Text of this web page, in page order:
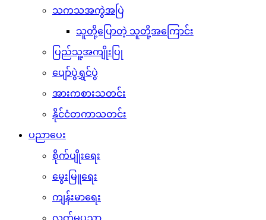
သကသအကွဲအပြဲ
သူတို့ပြောတဲ့ သူတို့အကြောင်း
ပြည်သူ့အကျိုးပြု
ပျော်ပွဲရွှင်ပွဲ
အားကစားသတင်း
နိုင်ငံတကာသတင်း
ပညာပေး
စိုက်ပျိုးရေး
မွေးမြူရေး
ကျန်းမာရေး